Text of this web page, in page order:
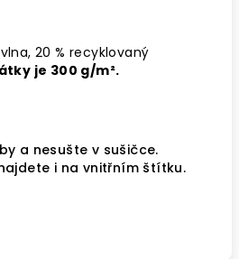
20 % recyklovaný
je 300 g/m².
a nesušte v sušičce.
i na vnitřním štítku.